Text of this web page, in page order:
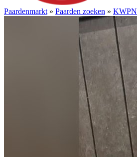
Paardenmarkt » Paarden zoeken » KWPN